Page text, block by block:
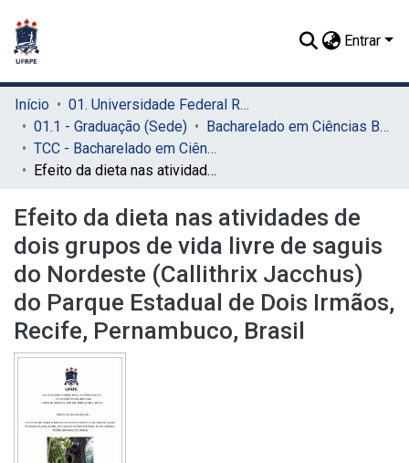
Entrar
Início
01. Universidade Federal Rural de Pernambuco - UFRPE (Sede)
01.1 - Graduação (Sede)
Bacharelado em Ciências Biológicas (Sede)
TCC - Bacharelado em Ciências Biológicas (Sede)
Efeito da dieta nas atividades de dois grupos de vida livre de saguis do Nordeste (Callithrix Jacchus) do Parque Estadual de Dois Irmãos, Recife, Pernambuco, Brasil
Efeito da dieta nas atividades de
dois grupos de vida livre de saguis
do Nordeste (Callithrix Jacchus)
do Parque Estadual de Dois Irmãos,
Recife, Pernambuco, Brasil